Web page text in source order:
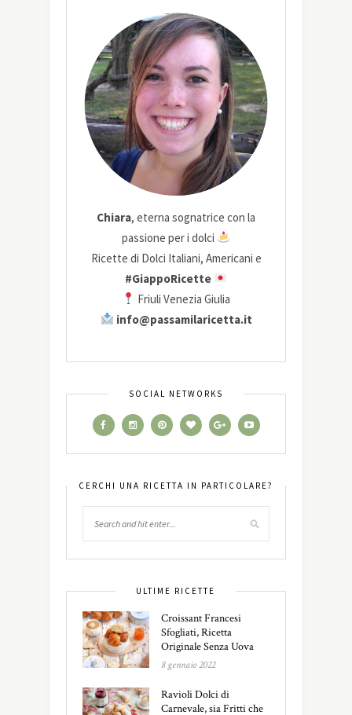
Chiara, eterna sognatrice con la
passione per i dolci
Ricette di Dolci Italiani, Americani e
#GiappoRicette
Friuli Venezia Giulia
info@passamilaricetta.it
SOCIAL NETWORKS
CERCHI UNA RICETTA IN PARTICOLARE?
ULTIME RICETTE
Croissant Francesi
Sfogliati, Ricetta
Originale Senza Uova
8 gennaio 2022
Ravioli Dolci di
Carnevale, sia Fritti che